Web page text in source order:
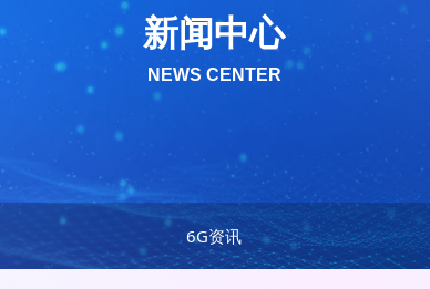
6G资讯
新闻中心
NEWS CENTER